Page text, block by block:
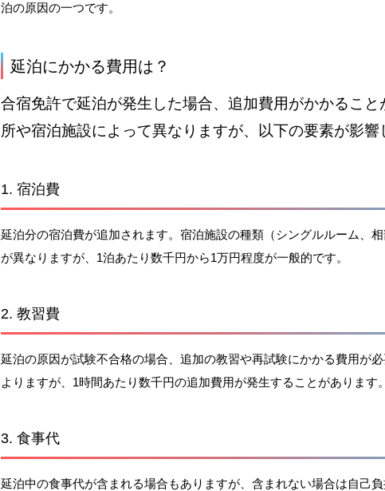
泊の原因の一つです。
延泊にかかる費用は？
合宿免許で延泊が発生した場合、追加費用がかかるこ
所や宿泊施設によって異なりますが、以下の要素が影響
1. 宿泊費
延泊分の宿泊費が追加されます。宿泊施設の種類（シングルルーム、
が異なりますが、1泊あたり数千円から1万円程度が一般的です。
2. 教習費
延泊の原因が試験不合格の場合、追加の教習や再試験にかかる費用が
よりますが、1時間あたり数千円の追加費用が発生することがあります。
3. 食事代
延泊中の食事代が含まれる場合もありますが、含まれない場合は自己負